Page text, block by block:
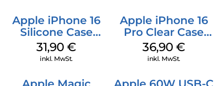
Apple iPhone 16
Silicone Case
MagSafe Fuchsia
31,90€
inkl. MwSt.
Apple iPhone 16
Pro Clear Case
MagSafe
Transparent
36,90€
inkl. MwSt.